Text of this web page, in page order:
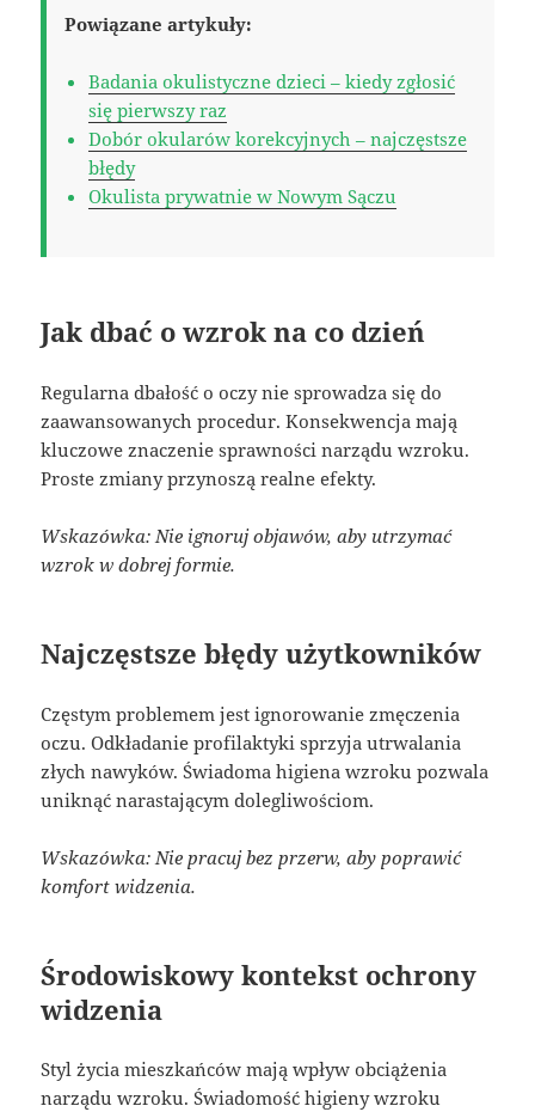
Powiązane artykuły:
Badania okulistyczne dzieci – kiedy zgłosić
się pierwszy raz
Dobór okularów korekcyjnych – najczęstsze
błędy
Okulista prywatnie w Nowym Sączu
Jak dbać o wzrok na co dzień
Regularna dbałość o oczy nie sprowadza się do
zaawansowanych procedur. Konsekwencja mają
kluczowe znaczenie sprawności narządu wzroku.
Proste zmiany przynoszą realne efekty.
Wskazówka: Nie ignoruj objawów, aby utrzymać
wzrok w dobrej formie.
Najczęstsze błędy użytkowników
Częstym problemem jest ignorowanie zmęczenia
oczu. Odkładanie profilaktyki sprzyja utrwalania
złych nawyków. Świadoma higiena wzroku pozwala
uniknąć narastającym dolegliwościom.
Wskazówka: Nie pracuj bez przerw, aby poprawić
komfort widzenia.
Środowiskowy kontekst ochrony
widzenia
Styl życia mieszkańców mają wpływ obciążenia
narządu wzroku. Świadomość higieny wzroku